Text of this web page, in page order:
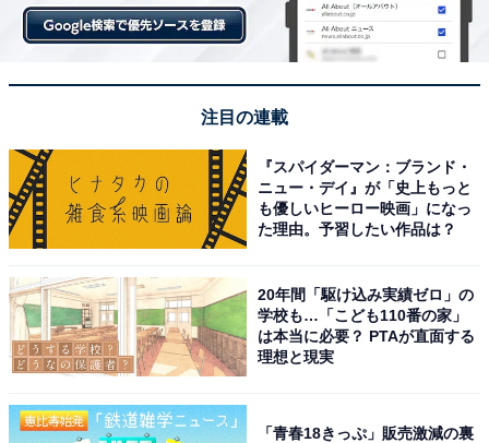
注目の連載
『スパイダーマン：ブランド・
ニュー・デイ』が「史上もっと
も優しいヒーロー映画」になっ
た理由。予習したい作品は？
20年間「駆け込み実績ゼロ」の
学校も…「こども110番の家」
は本当に必要？ PTAが直面する
理想と現実
「青春18きっぷ」販売激減の裏